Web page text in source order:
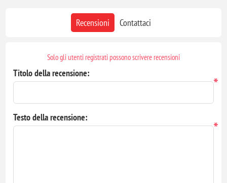
Recensioni Contattaci
Solo gli utenti registrati possono scrivere recensioni
Titolo della recensione:
*
Testo della recensione:
*